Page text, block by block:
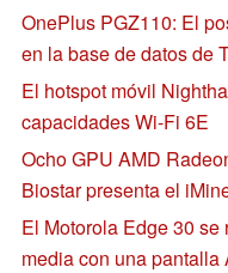
OnePlus PGZ110: El
en la base de datos de
El hotspot móvil
capacidades Wi-Fi 6E
Ocho GPU AMD
Biostar presenta el
El Motorola Edge 30
media con una